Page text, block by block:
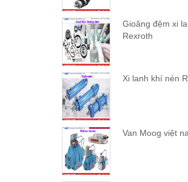
Gioăng đệm xi
Rexroth
Xi lanh khí nén
Van Moog việt